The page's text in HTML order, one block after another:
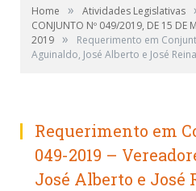
Home » Atividades Legislativas
CONJUNTO Nº 049/2019, DE 15 DE
2019 »
Requerimento em
Aguinaldo, José Alberto e José
Requerimento em
049-2019 –
José Alberto e José